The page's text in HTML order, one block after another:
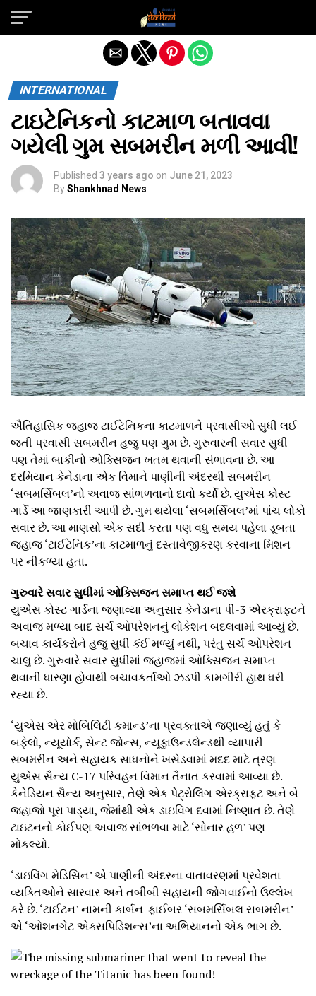
INTERNATIONAL
ટાઇટેનિકનો કાટમાળ બતાવવા
ગયેલી ગુમ સબમરીન મળી આવી!
Published 3 years ago on June 21, 2023
ByShankhnad News
ઐતિહાસિક જહાજ ટાઈટેનિકના કાટમાળને પ્રવાસીઓ સુધી લઈ
જતી પ્રવાસી સબમરીન હજુ પણ ગુમ છે. ગુરુવારની સવાર સુધી
પણ તેમાં બાકીનો ઓક્સિજન ખતમ થવાની સંભાવના છે. આ
દરમિયાન કેનેડાના એક વિમાને પાણીની અંદરથી સબમરીન
‘સબમર્સિબલ’નો અવાજ સાંભળવાનો દાવો કર્યો છે. યુએસ કોસ્ટ
ગાર્ડે આ જાણકારી આપી છે. ગુમ થયેલા ‘સબમર્સિબલ’માં પાંચ લોકો
સવાર છે. આ માણસો એક સદી કરતા પણ વધુ સમય પહેલા ડૂબતા
જહાજ ‘ટાઈટેનિક’ના કાટમાળનું દસ્તાવેજીકરણ કરવાના મિશન
પર નીકળ્યા હતા.
ગુરુવારે સવાર સુધીમાં ઓક્સિજન સમાપ્ત થઈ જશે
યુએસ કોસ્ટ ગાર્ડના જણાવ્યા અનુસાર કેનેડાના પી-3 એરક્રાફ્ટને
અવાજ મળ્યા બાદ સર્ચ ઓપરેશનનું લોકેશન બદલવામાં આવ્યું છે.
બચાવ કાર્યકરોને હજુ સુધી કંઈ મળ્યું નથી, પરંતુ સર્ચ ઓપરેશન
ચાલુ છે. ગુરુવારે સવાર સુધીમાં જહાજમાં ઓક્સિજન સમાપ્ત
થવાની ધારણા હોવાથી બચાવકર્તાઓ ઝડપી કામગીરી હાથ ધરી
રહ્યા છે.
‘યુએસ એર મોબિલિટી કમાન્ડ’ના પ્રવક્તાએ જણાવ્યું હતું કે
બફેલો, ન્યૂયોર્ક, સેન્ટ જોન્સ, ન્યૂફાઉન્ડલેન્ડથી વ્યાપારી
સબમરીન અને સહાયક સાધનોને ખસેડવામાં મદદ માટે ત્રણ
યુએસ સૈન્ય C-17 પરિવહન વિમાન તૈનાત કરવામાં આવ્યા છે.
કેનેડિયન સૈન્ય અનુસાર, તેણે એક પેટ્રોલિંગ એરક્રાફ્ટ અને બે
જહાજો પૂરા પાડ્યા, જેમાંથી એક ડાઇવિંગ દવામાં નિષ્ણાત છે. તેણે
ટાઇટનનો કોઈપણ અવાજ સાંભળવા માટે ‘સોનાર હળ’ પણ
મોકલ્યો.
‘ડાઇવિંગ મેડિસિન’ એ પાણીની અંદરના વાતાવરણમાં પ્રવેશતા
વ્યક્તિઓને સારવાર અને તબીબી સહાયની જોગવાઈનો ઉલ્લેખ
કરે છે. ‘ટાઈટન’ નામની કાર્બન-ફાઈબર ‘સબમર્સિબલ સબમરીન’
એ ‘ઓશનગેટ એક્સપિડિશન્સ’ના અભિયાનનો એક ભાગ છે.
Exit mobile version